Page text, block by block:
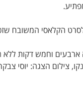
המשובח שזכה ב-6 פרסי
וחמש דקות ללא
צילום הצגה: יוסי